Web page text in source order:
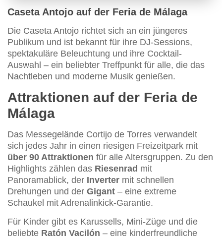
Caseta Antojo auf der Feria de Málaga
Die Caseta Antojo richtet sich an ein jüngeres
Publikum und ist bekannt für ihre DJ-Sessions,
spektakuläre Beleuchtung und ihre Cocktail-
Auswahl – ein beliebter Treffpunkt für alle, die das
Nachtleben und moderne Musik genießen.
Attraktionen auf der Feria de
Málaga
Das Messegelände Cortijo de Torres verwandelt
sich jedes Jahr in einen riesigen Freizeitpark mit
über 90 Attraktionen für alle Altersgruppen. Zu den
Highlights zählen das Riesenrad mit
Panoramablick, der Inverter mit schnellen
Drehungen und der Gigant – eine extreme
Schaukel mit Adrenalinkick-Garantie.
Für Kinder gibt es Karussells, Mini-Züge und die
beliebte Ratón Vacilón – eine kinderfreundliche